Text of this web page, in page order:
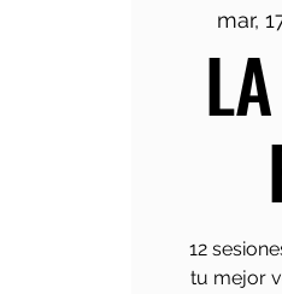
mar,
12
tu mejor